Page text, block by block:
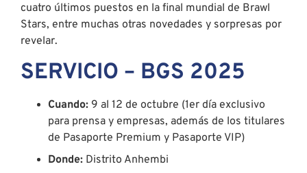
cuatro últimos puestos en la final mundial de Brawl
Stars, entre muchas otras novedades y sorpresas por
revelar.
SERVICIO – BGS 2025
Cuando: 9 al 12 de octubre (1er día exclusivo
para prensa y empresas, además de los titulares
de Pasaporte Premium y Pasaporte VIP)
Donde: Distrito Anhembi